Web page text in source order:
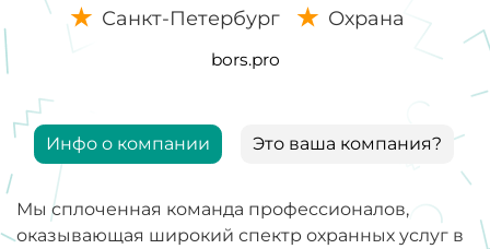
Санкт-Петербург Охрана
bors.pro
Инфо о компании Это ваша компания?
Мы сплоченная команда профессионалов,
оказывающая широкий спектр охранных услуг в